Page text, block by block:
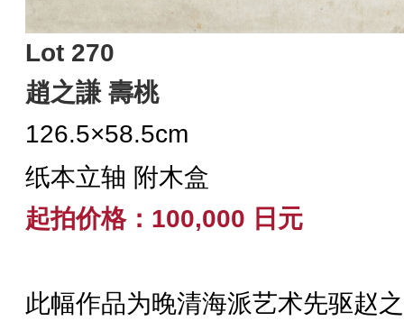
Lot 270
趙之謙 壽桃
126.5×58.5cm
纸本立轴 附木盒
起拍价格：100,000 日元
此幅作品为晚清海派艺术先驱赵